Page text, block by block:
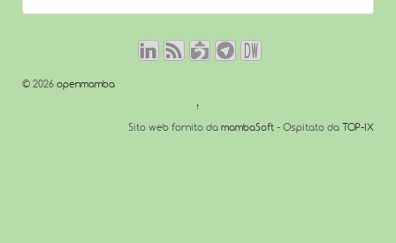
© 2026 openmamba
↑
Sito web fornito da mambaSoft - Ospitato da TOP-IX